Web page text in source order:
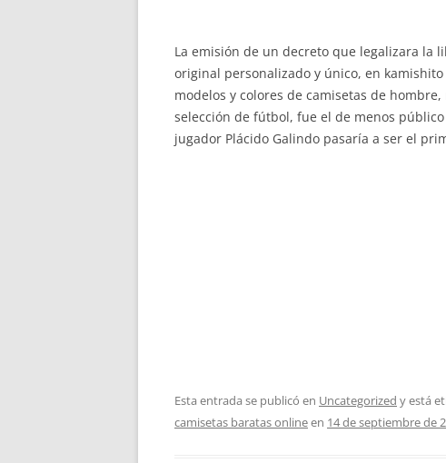
La emisión de un decreto que legalizara la
original personalizado y único, en
modelos y colores de camisetas de
selección de fútbol, fue el de menos
jugador Plácido Galindo pasaría a ser el
Esta entrada se publicó en Uncategorized y está
camisetas baratas onlineen 14 de septiembre de